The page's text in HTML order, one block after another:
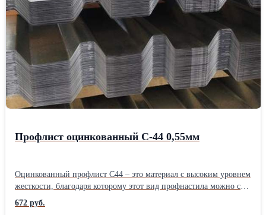
для кровельных покрытий в районах со сложным климатом, с
высокими снеговыми и ветровыми нагрузками, а также при
строительстве быстровозводимых зданий (складов, ангаров,
киосков, торговых центров …). И конечно с помощью НС35
профлиста собирают сэндвич-панели. Подробнее о Профлисте
НС35
Профлист оцинкованный С-44 0,55мм
Оцинкованный профлист С44 – это материал с высоким уровнем
жесткости, благодаря которому этот вид профнастила можно с
успехом применять в качестве: кровельного покрытия, основных
несущих элементов быстровозводимых зданий, материала для
672 руб.